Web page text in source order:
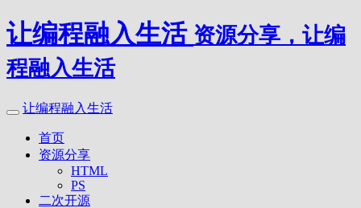
让编程融入生活 资源分享，让编
程融入生活
让编程融入生活
首页
资源分享
HTML
PS
二次开源